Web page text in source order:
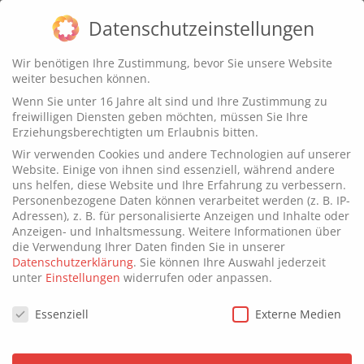
Was ist hybride App
Entwicklung?
Datenschutzeinstellungen
Wir benötigen Ihre Zustimmung, bevor Sie unsere Website
weiter besuchen können.
Wenn Sie unter 16 Jahre alt sind und Ihre Zustimmung zu
freiwilligen Diensten geben möchten, müssen Sie Ihre
Erziehungsberechtigten um Erlaubnis bitten.
Wir verwenden Cookies und andere Technologien auf unserer
Website. Einige von ihnen sind essenziell, während andere
uns helfen, diese Website und Ihre Erfahrung zu verbessern.
Personenbezogene Daten können verarbeitet werden (z. B. IP-
Adressen), z. B. für personalisierte Anzeigen und Inhalte oder
Anzeigen- und Inhaltsmessung. Weitere Informationen über
die Verwendung Ihrer Daten finden Sie in unserer
Datenschutzerklärung. Sie können Ihre Auswahl jederzeit
unter Einstellungen widerrufen oder anpassen.
Essenziell
Externe Medien